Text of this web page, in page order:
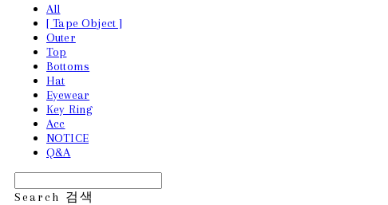
All
[ Tape Object ]
Outer
Top
Bottoms
Hat
Eyewear
Key Ring
Acc
NOTICE
Q&A
Search 검색